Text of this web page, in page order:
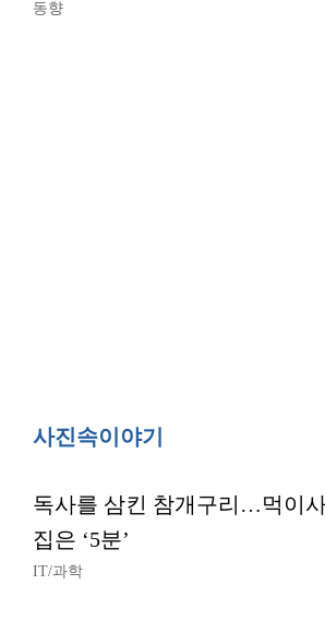
동향
사진속이야기
독사를 삼킨 참개구리…먹이
집은 ‘5분’
IT/과학